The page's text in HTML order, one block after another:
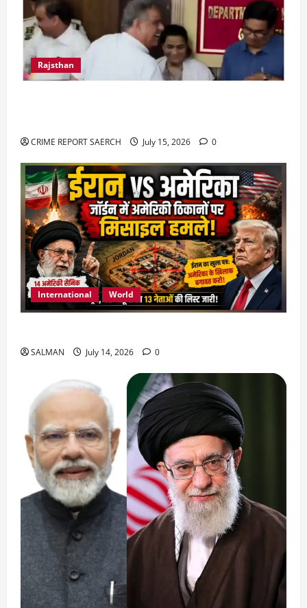
Rajsthan
CRIME REPORT SAERCH July 15, 2026 0
International World
SALMAN July 14, 2026 0